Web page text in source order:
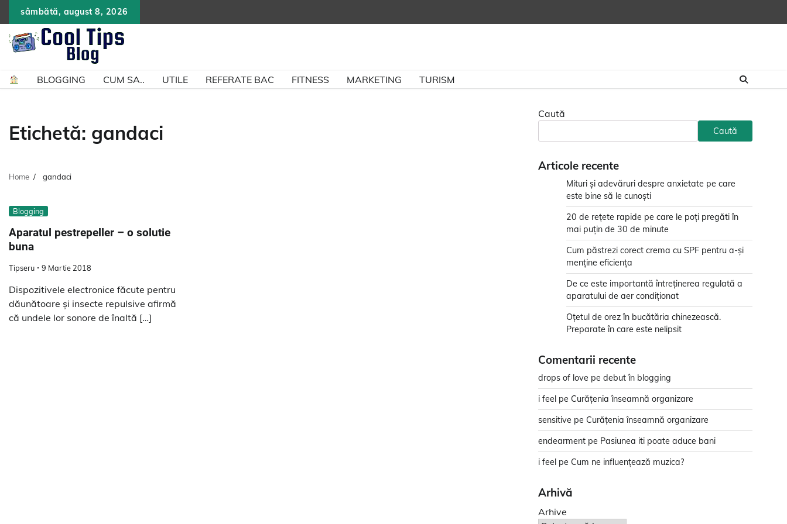
content
sâmbătă, august 8, 2026
BLOGGING CUM SA.. UTILE REFERATE BAC FITNESS MARKETING TURISM
Etichetă: gandaci
Home gandaci
Blogging
Aparatul pestrepeller – o solutie
buna
Tipseru 9 Martie 2018
Dispozitivele electronice făcute pentru
dăunătoare și insecte repulsive afirmă
că undele lor sonore de înaltă […]
Caută
Caută
Articole recente
Mituri și adevăruri despre anxietate pe care
este bine să le cunoști
20 de rețete rapide pe care le poți pregăti în
mai puțin de 30 de minute
Cum păstrezi corect crema cu SPF pentru a-și
menține eficiența
De ce este importantă întreținerea regulată a
aparatului de aer condiționat
Oțetul de orez în bucătăria chinezească.
Preparate în care este nelipsit
Comentarii recente
drops of love pe debut în blogging
i feel pe Curățenia înseamnă organizare
sensitive pe Curățenia înseamnă organizare
endearment pe Pasiunea iti poate aduce bani
i feel pe Cum ne influențează muzica?
Arhivă
Arhive